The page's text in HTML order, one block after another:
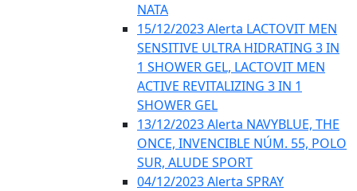
NATA
15/12/2023 Alerta LACTOVIT MEN
SENSITIVE ULTRA HIDRATING 3 IN
1 SHOWER GEL, LACTOVIT MEN
ACTIVE REVITALIZING 3 IN 1
SHOWER GEL
13/12/2023 Alerta NAVYBLUE, THE
ONCE, INVENCIBLE NÚM. 55, POLO
SUR, ALUDE SPORT
04/12/2023 Alerta SPRAY